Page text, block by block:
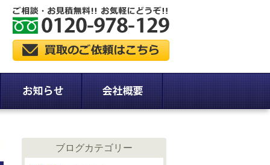
ブログカテゴリー